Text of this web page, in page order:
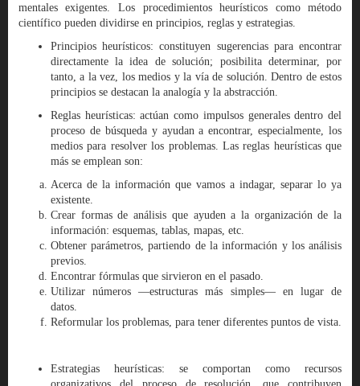
mentales exigentes. Los procedimientos heurísticos como método
científico pueden dividirse en principios, reglas y estrategias.
Principios heurísticos: constituyen sugerencias para encontrar
directamente la idea de solución; posibilita determinar, por
tanto, a la vez, los medios y la vía de solución. Dentro de estos
principios se destacan la analogía y la abstracción.
Reglas heurísticas: actúan como impulsos generales dentro del
proceso de búsqueda y ayudan a encontrar, especialmente, los
medios para resolver los problemas. Las reglas heurísticas que
más se emplean son:
Acerca de la información que vamos a indagar, separar lo ya
existente.
Crear formas de análisis que ayuden a la organización de la
información: esquemas, tablas, mapas, etc.
Obtener parámetros, partiendo de la información y los análisis
previos.
Encontrar fórmulas que sirvieron en el pasado.
Utilizar números —estructuras más simples— en lugar de
datos.
Reformular los problemas, para tener diferentes puntos de vista.
Estrategias heurísticas: se comportan como recursos